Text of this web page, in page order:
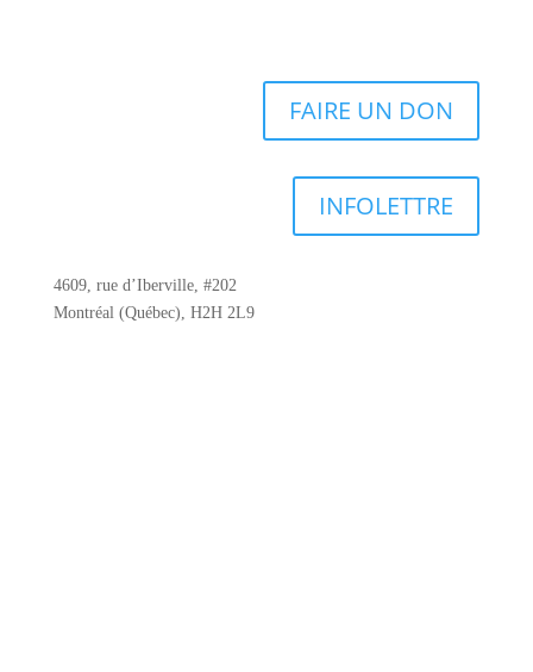
FAIRE UN DON
INFOLETTRE
4609, rue d’Iberville, #202
Montréal (Québec), H2H 2L9